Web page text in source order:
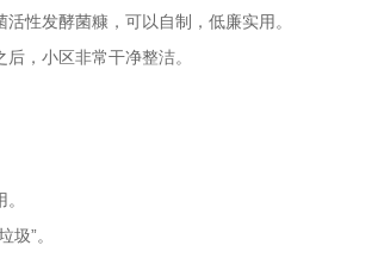
性发酵菌糠，可以自制，低廉实用。
，小区非常干净整洁。
”。